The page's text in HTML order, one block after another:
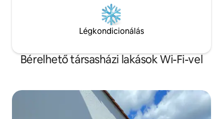
Légkondicionálás
Bérelhető társasházi lakások Wi-Fi-vel